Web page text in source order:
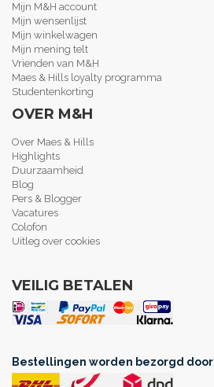
Mijn M&H account
Mijn wensenlijst
Mijn winkelwagen
Mijn mening telt
Vrienden van M&H
Maes & Hills loyalty programma
Studentenkorting
OVER M&H
Over Maes & Hills
Highlights
Duurzaamheid
Blog
Pers & Blogger
Vacatures
Colofon
Uitleg over cookies
VEILIG BETALEN
Bestellingen worden bezorgd door